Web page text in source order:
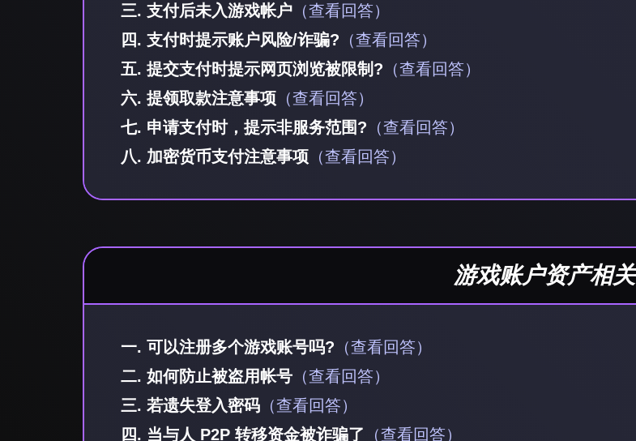
三. 支付后未入游戏帐户 （查看回答）
四. 支付时提示账户风险/诈骗? （查看回答）
五. 提交支付时提示网页浏览被限制? （查看回答）
六. 提领取款注意事项 （查看回答）
七. 申请支付时，提示非服务范围? （查看回答）
八. 加密货币支付注意事项 （查看回答）
游戏账户资产相关
一. 可以注册多个游戏账号吗? （查看回答）
二. 如何防止被盗用帐号 （查看回答）
三. 若遗失登入密码 （查看回答）
四. 当与人 P2P 转移资金被诈骗了
（查看回答）